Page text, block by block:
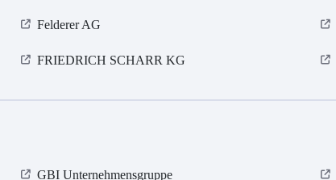
Felderer AG
FRIEDRICH SCHARR KG
GBI Unternehmensgruppe